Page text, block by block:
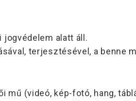
jogvédelem alatt áll.
terjesztésével, a benne
(videó, kép-fotó, hang,